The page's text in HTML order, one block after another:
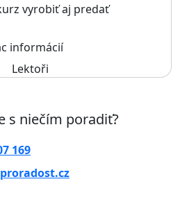
vyrobiť aj predať
informácií
s niečím poradiť?
169